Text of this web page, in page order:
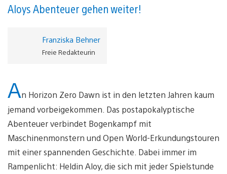
Aloys Abenteuer gehen weiter!
Franziska Behner
Freie Redakteurin
An Horizon Zero Dawn ist in den letzten Jahren kaum
jemand vorbeigekommen. Das postapokalyptische
Abenteuer verbindet Bogenkampf mit
Maschinenmonstern und Open World-Erkundungstouren
mit einer spannenden Geschichte. Dabei immer im
Rampenlicht: Heldin Aloy, die sich mit jeder Spielstunde